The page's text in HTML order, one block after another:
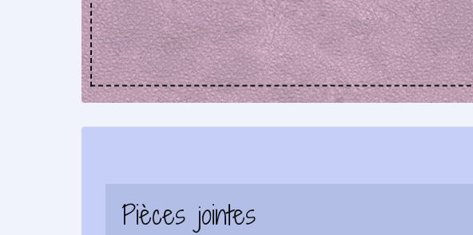
Pièces jointes